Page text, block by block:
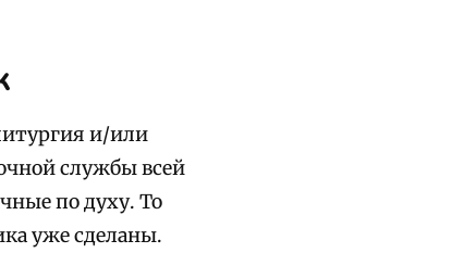
и/или
службы всей
по духу. То
уже сделаны.